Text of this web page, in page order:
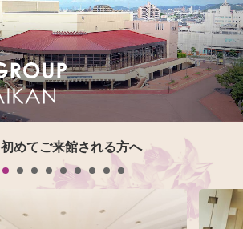
初めてご来館される方へ